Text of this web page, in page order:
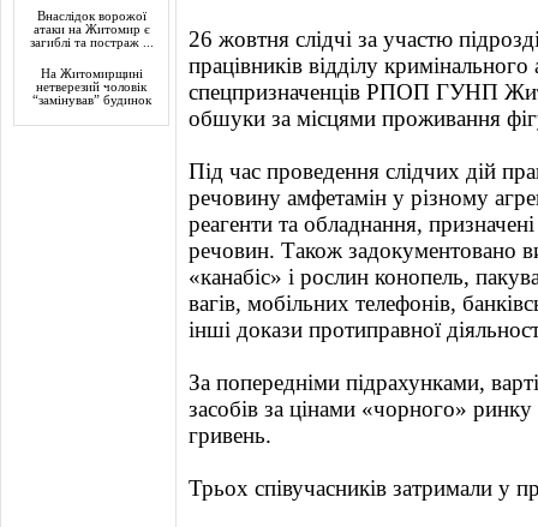
Внаслідок ворожої
атаки на Житомир є
загиблі та постраж ...
На Житомирщині
нетверезий чоловік
“замінував” будинок
26 жовтня слідчі за участю
працівників відділу
спецпризначенців РПОП ГУНП
обшуки за місцями проживання
Під час проведення слідчих дій
речовину амфетамін у різному
реагенти та обладнання,
речовин. Також задокументовано
«канабіс» і рослин конопель,
вагів, мобільних телефонів,
інші докази протиправної
За попередніми підрахунками,
засобів за цінами «чорного»
гривень.
Трьох співучасників затримали у